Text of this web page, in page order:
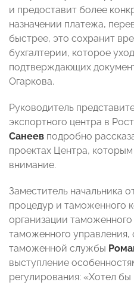
и предоставит более
назначении платежа,
быстрее, это сохранит
бухгалтерии, которое
подтверждающих
Огаркова.
Руководитель
экспортного центра в
Санеев подробно
проектах Центра,
внимание.
Заместитель начальника
процедур и таможенного
организации
таможенного управления,
таможенной службы
выступление
регулирования: «Хотел